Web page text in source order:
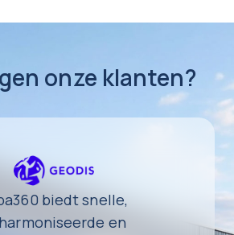
onze klanten?
biedt snelle,
en